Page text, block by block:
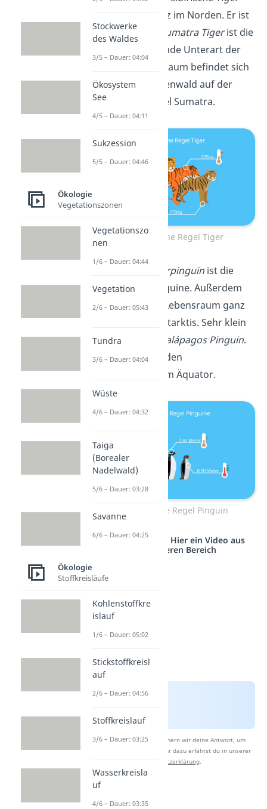
lebt in Sibirien ganz im Norden. Er ist
am größten. Der
Sumatra Tigerist die
kleinste noch lebende Unterart der
Tiger. Sein Lebensraum befindet sich
im tropischen Regenwald auf der
indonesischen Insel Sumatra.
Bergmannsche Regel Tiger
Kaiserpinguin ist die
größte Art der Pinguine. Außerdem
befindet sich sein Lebensraum ganz
im Süden in der Antarktis. Sehr klein
hingegen ist der
Galápagos Pinguin.
Ihn findest du auf den
Galapagosinseln am Äquator.
Bergmannsche Regel Pinguin
Studyflix vernetzt: Hier ein Video aus
einem anderen Bereich
Nach Beantwortung speichern wir deine Antwort, um
Studyflix zu verbessern. Mehr dazu erfährst du in unserer
Datenschutzerklärung.
Begründung
Stockwerke
des Waldes
3/5 – Dauer: 04:04
Ökosystem
See
4/5 – Dauer: 04:11
Sukzession
5/5 – Dauer: 04:46
Ökologie
Vegetationszonen
Vegetationszo
nen
1/6 – Dauer: 04:44
Vegetation
2/6 – Dauer: 05:43
Tundra
3/6 – Dauer: 04:04
Wüste
4/6 – Dauer: 04:32
Taiga
(Borealer
Nadelwald)
5/6 – Dauer: 03:28
Savanne
6/6 – Dauer: 04:25
Ökologie
Stoffkreisläufe
Kohlenstoffkre
islauf
1/6 – Dauer: 05:02
Stickstoffkreisl
auf
2/6 – Dauer: 04:56
Stoffkreislauf
3/6 – Dauer: 03:25
Wasserkreisla
uf
4/6 – Dauer: 03:35